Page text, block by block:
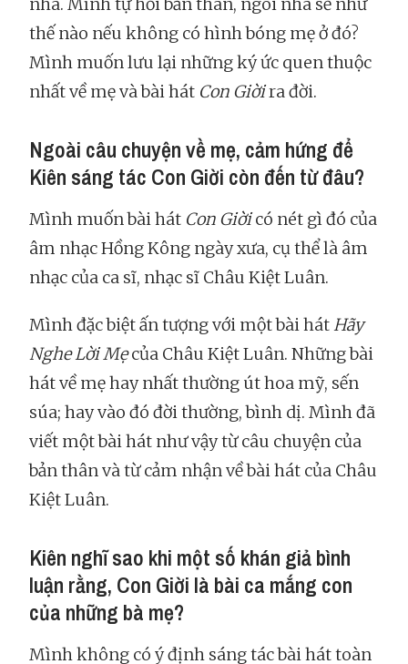
thế nào nếu không có hình bóng mẹ ở đó?
Mình muốn lưu lại những ký ức quen thuộc
nhất về mẹ và bài hát Con Giờira đời.
Ngoài câu chuyện về mẹ, cảm hứng để
Kiên sáng tác Con Giời còn đến từ đâu?
Mình muốn bài hát Con Giờicó nét gì đó của
âm nhạc Hồng Kông ngày xưa, cụ thể là âm
nhạc của ca sĩ, nhạc sĩ Châu Kiệt Luân.
Mình đặc biệt ấn tượng với một bài hátHãy
Nghe Lời Mẹcủa Châu Kiệt Luân. Những bài
hát về mẹ hay nhất thường út hoa mỹ, sến
súa; hay vào đó đời thường, bình dị. Mình đã
viết một bài hát như vậy từ câu chuyện của
bản thân và từ cảm nhận về bài hát của Châu
Kiệt Luân.
Kiên nghĩ sao khi một số khán giả bình
luận rằng, Con Giời là bài ca mắng con
của những bà mẹ?
Mình không có ý định sáng tác bài hát toàn